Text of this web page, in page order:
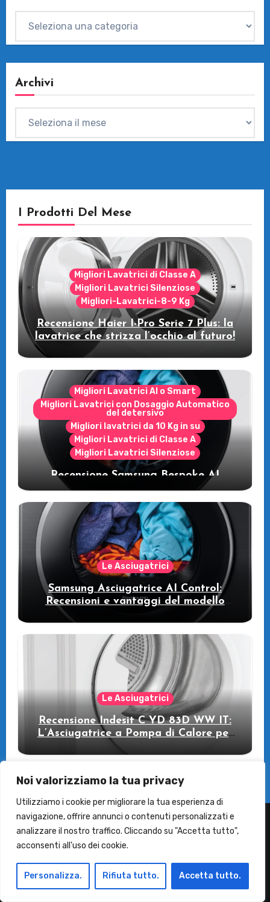
Noi valorizziamo la tua privacy
Utilizziamo i cookie per migliorare la tua esperienza di
navigazione, offrire annunci o contenuti personalizzati e
analizzare il nostro traffico. Cliccando su "Accetta tutto",
acconsenti all'uso dei cookie.
Personalizza. Rifiuta tutto. Accetta tutto.
Archivi
I Prodotti Del Mese
Migliori Lavatrici di Classe A
Migliori Lavatrici Silenziose
Migliori-Lavatrici-8-9 Kg
Recensione Haier I-Pro Serie 7 Plus: la
lavatrice che strizza l’occhio al futuro!
Migliori Lavatrici AI o Smart
Migliori Lavatrici con Dosaggio Automatico
del detersivo
Migliori lavatrici da 10 Kg in su
Migliori Lavatrici di Classe A
Migliori Lavatrici Silenziose
Recensione Samsung Bespoke AI
WW11DB7B94GE/U3: la lavatrice
intelligente che fa risparmiare
Le Asciugatrici
Samsung Asciugatrice AI Control:
Recensioni e vantaggi del modello
Le Asciugatrici
Recensione Indesit C YD 83D WW IT:
L’Asciugatrice a Pompa di Calore per
il Tuo Benessere
Termini e Condizioni
Contatti